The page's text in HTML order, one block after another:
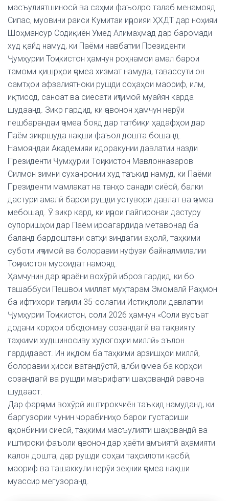
масъулиятшиносӣ ва саҳми фаъолро талаб менамояд.
Сипас, муовини раиси Кумитаи иҷроияи ҲХДТ дар ноҳияи
Шоҳмансур Содиқиён Умед Алимаҳмад дар баромади
худ қайд намуд, ки Паёми навбатии Президенти
Ҷумҳурии Тоҷикистон ҳамчун роҳнамои амал барои
тамоми қишрҳои ҷомеа хизмат намуда, тавассути он
самтҳои афзалиятноки рушди соҳаҳои маориф, илм,
иқтисод, саноат ва сиёсати иҷтимоӣ муайян карда
шудаанд. Зикр гардид, ки ҷавонон ҳамчун нерӯи
пешбарандаи ҷомеа бояд дар татбиқи ҳадафҳои дар
Паём зикршуда нақши фаъол дошта бошанд.
Намояндаи Академияи идоракунии давлатии назди
Президенти Ҷумҳурии Тоҷикистон Мавлонназаров
Силмон зимни суханронии худ таъкид намуд, ки Паёми
Президенти мамлакат на танҳо санади сиёсӣ, балки
дастури амалӣ барои рушди устувори давлат ва ҷомеа
мебошад. Ӯ зикр кард, ки иҷрои пайгиронаи дастуру
супоришҳои дар Паём ироагардида метавонад ба
баланд бардоштани сатҳи зиндагии аҳолӣ, таҳкими
суботи иҷтимоӣ ва болоравии нуфузи байналмилалии
Тоҷикистон мусоидат намояд.
Ҳамчунин дар ҷараёни вохӯрӣ иброз гардид, ки бо
ташаббуси Пешвои миллат муҳтарам Эмомалӣ Раҳмон
ба ифтихори таҷлили 35-солагии Истиқлоли давлатии
Ҷумҳурии Тоҷикистон, соли 2026 ҳамчун «Соли вусъат
додани корҳои ободониву созандагӣ ва тақвияту
таҳкими худшиносиву худогоҳии миллӣ» эълон
гардидааст. Ин иқдом ба таҳкими арзишҳои миллӣ,
болоравии ҳисси ватандӯстӣ, ҷалби ҷомеа ба корҳои
созандагӣ ва рушди маърифати шаҳрвандӣ равона
шудааст.
Дар фарҷоми вохӯрӣ иштирокчиён таъкид намуданд, ки
баргузории чунин чорабиниҳо барои густариши
ҷаҳонбинии сиёсӣ, таҳкими масъулияти шаҳрвандӣ ва
иштироки фаъоли ҷавонон дар ҳаёти ҷамъиятӣ аҳамияти
калон дошта, дар рушди соҳаи таҳсилоти касбӣ,
маориф ва ташаккули нерӯи зеҳнии ҷомеа нақши
муассир мегузоранд.